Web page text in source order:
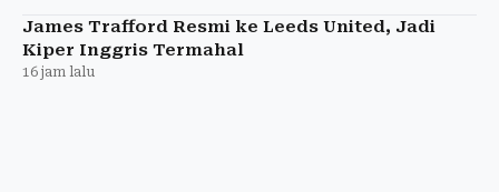
James Trafford Resmi ke Leeds United, Jadi
Kiper Inggris Termahal
16 jam lalu